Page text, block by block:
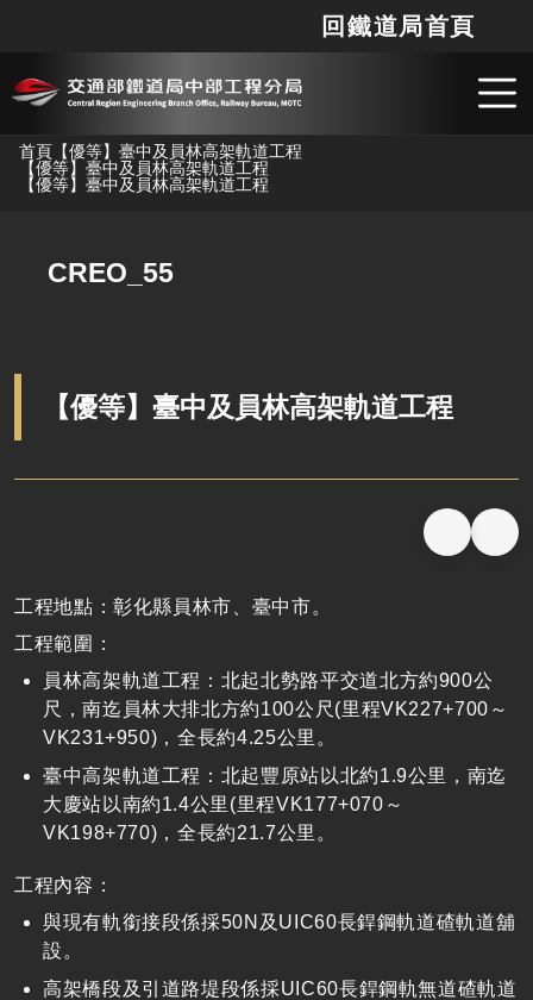
跳到主要內容
回鐵道局首頁
首頁 【優等】臺中及員林高架軌道工程
【優等】臺中及員林高架軌道工程
【優等】臺中及員林高架軌道工程
CREO_55
【優等】臺中及員林高架軌道工程
工程地點：彰化縣員林市、臺中市。
工程範圍：
員林高架軌道工程：北起北勢路平交道北方約900公
尺，南迄員林大排北方約100公尺(里程VK227+700～
VK231+950)，全長約4.25公里。
臺中高架軌道工程：北起豐原站以北約1.9公里，南迄
大慶站以南約1.4公里(里程VK177+070～
VK198+770)，全長約21.7公里。
工程內容：
與現有軌銜接段係採50N及UIC60長銲鋼軌道碴軌道舖
設。
高架橋段及引道路堤段係採UIC60長銲鋼軌無道碴軌道